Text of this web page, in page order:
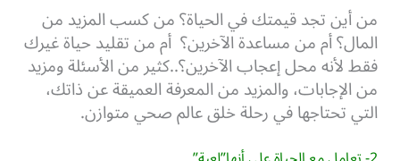
من أين تجد قيمتك في الحياة؟ من كسب المزيد من
المال؟ أم من مساعدة الآخرين؟ أم من تقليد حياة غيرك
فقط لأنه محل إعجاب الآخرين؟..كثير من الأسئلة ومزيد
من الإجابات، والمزيد من المعرفة العميقة عن ذاتك،
التي تحتاجها في رحلة خلق عالم صحي متوازن.